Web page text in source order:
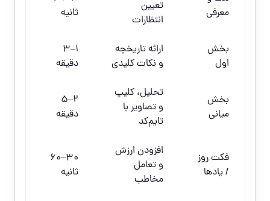
معرفی
تعیین
انتظارات
ثانیه
بخش
اول
ارائه تاریخچه
و نکات کلیدی
1–3
دقیقه
بخش
میانی
تحلیل، کلیپ
و تصاویر با
تایم‌کد
2–5
دقیقه
فکت روز
/ یادها
افزودن ارزش
و تعامل
مخاطب
30–60
ثانیه